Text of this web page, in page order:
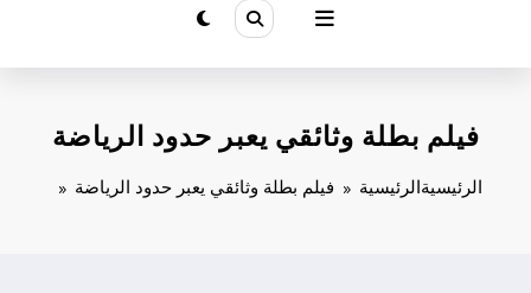
فيلم بطلة وثائقي يعبر حدود الرياضة
الرئيسيةالرئيسية فيلم بطلة وثائقي يعبر حدود الرياضة